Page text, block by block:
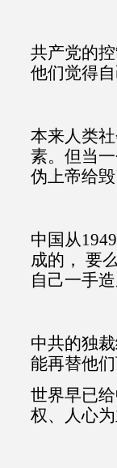
共产党的
他们觉得
本来人类
素。但当
伪上帝给毁
中国从
成的， 要
自己一手
中共的独
能再替他们
世界早已
权、人心